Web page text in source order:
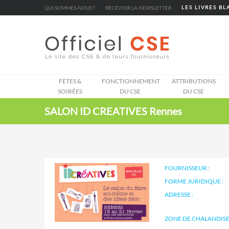
QUI SOMMES-NOUS ? RECEVOIR LA NEWSLETTER LES LIVRES
FÊTES &
SOIRÉES
FONCTIONNEMENT
DU CSE
ATTRIBUTIONS
DU CSE
SALON ID CREATIVES Rennes
FOURNISSEUR :
FORME JURIDIQUE :
ADRESSE :
ZONE DE
Cookies management panel